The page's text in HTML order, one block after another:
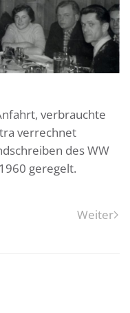
verbrauchte
verrechnet
des WW
geregelt.
Weiter